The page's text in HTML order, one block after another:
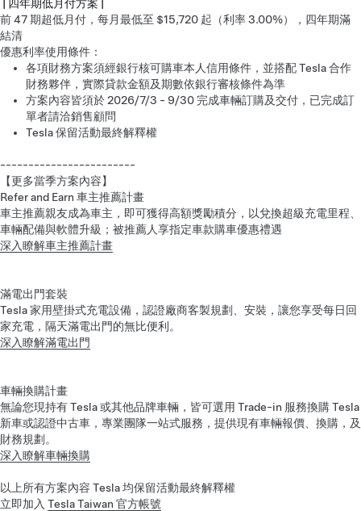
| 四年期低月付方案 |
前 47 期超低月付，每月最低至 $15,720 起（利率 3.00%），四年期滿
結清
優惠利率使用條件：
各項財務方案須經銀行核可購車本人信用條件，並搭配 Tesla 合作
財務夥伴，實際貸款金額及期數依銀行審核條件為準
方案內容皆須於 2026/7/3 - 9/30 完成車輛訂購及交付，已完成訂
單者請洽銷售顧問
Tesla 保留活動最終解釋權
------------------------
【更多當季方案內容】
Refer and Earn 車主推薦計畫
車主推薦親友成為車主，即可獲得高額獎勵積分，以兌換超級充電里程、
車輛配備與軟體升級；被推薦人享指定車款購車優惠禮遇
深入瞭解車主推薦計畫
滿電出門套裝
Tesla 家用壁掛式充電設備，認證廠商客製規劃、安裝，讓您享受每日回
家充電，隔天滿電出門的無比便利。
深入瞭解滿電出門
車輛換購計畫
無論您現持有 Tesla 或其他品牌車輛，皆可選用 Trade-in 服務換購 Tesla
新車或認證中古車，專業團隊一站式服務，提供現有車輛報價、換購，及
財務規劃。
深入瞭解車輛換購
以上所有方案內容 Tesla 均保留活動最終解釋權
立即加入 Tesla Taiwan 官方帳號